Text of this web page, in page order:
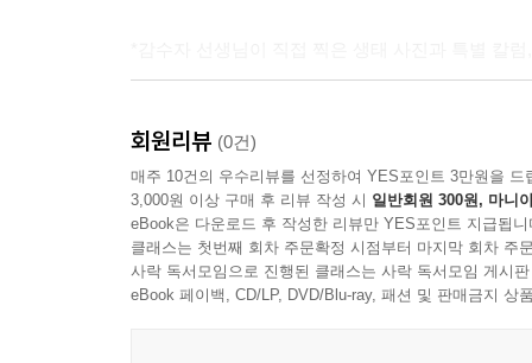
정보를 얻을 수단은 이제 무수히 많지만, 도감은
있기 때문이지요. 궁금한 것이 있을 때는 꼭 제일
지식의 샘물과도 같을 거예요. 또한, 인터넷에서
정보들도 섞여 있기 때문이지요. 전문가의 감수
회원리뷰 (0건)
매주 10건의 우수리뷰를 선정하여 YES포인트 3만원을 드
3,000원 이상 구매 후 리뷰 작성 시 일반회원 300원, 마니
eBook은 다운로드 후 작성한 리뷰만 YES포인트 지급됩니
클래스는 첫번째 회차 주문확정 시점부터 마지막 회차 주
사락 독서모임으로 진행된 클래스는 사락 독서모임 게시
eBook 페이백, CD/LP, DVD/Blu-ray, 패션 및 판매금지 상